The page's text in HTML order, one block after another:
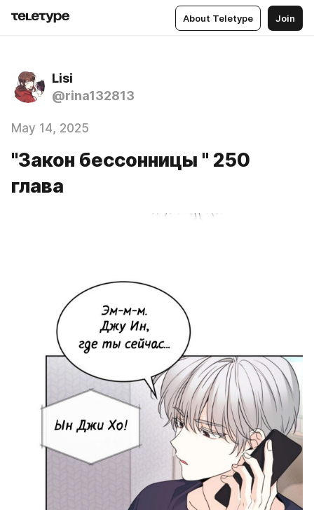
About Teletype Join
Lisi
@rina132813
May 14, 2025
"Закон бессонницы " 250
глава